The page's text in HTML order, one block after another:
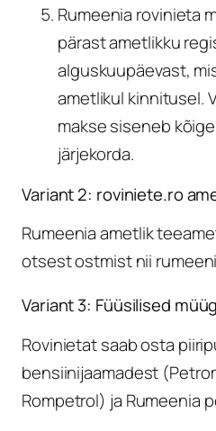
Rumeenia rovinieta
pärast ametlikku
alguskuupäevast,
ametlikul kinnitusel.
makse siseneb
järjekorda.
Variant 2: roviniete.ro
Rumeenia ametlik
otsest ostmist nii
Variant 3: Füüsilised
Rovinietat saab osta
bensiinijaamadest
Rompetrol) ja Rumeenia